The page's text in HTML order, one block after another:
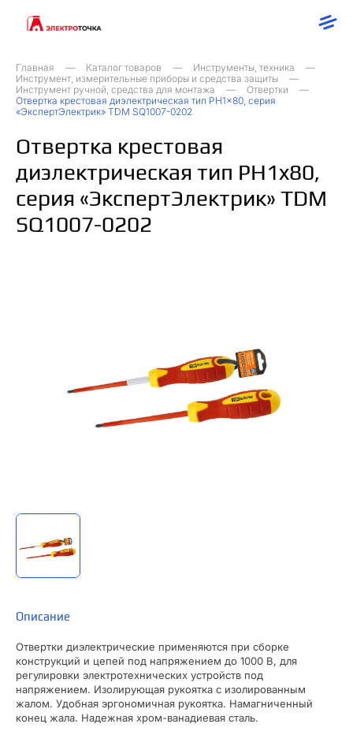
Главная Каталог товаров
Инструменты, техника
Инструмент, измерительные приборы и средства защиты
Инструмент ручной, средства для монтажа
Отвертки
Отвертка крестовая диэлектрическая тип PH1x80, серия
«ЭкспертЭлектрик» TDM SQ1007-0202
Отвертка крестовая
диэлектрическая тип PH1x80,
серия «ЭкспертЭлектрик» TDM
SQ1007-0202
Описание
Отвертки диэлектрические применяются при сборке
конструкций и цепей под напряжением до 1000 В, для
регулировки электротехнических устройств под
напряжением. Изолирующая рукоятка с изолированным
жалом. Удобная эргономичная рукоятка. Намагниченный
конец жала. Надежная хром-ванадиевая сталь.